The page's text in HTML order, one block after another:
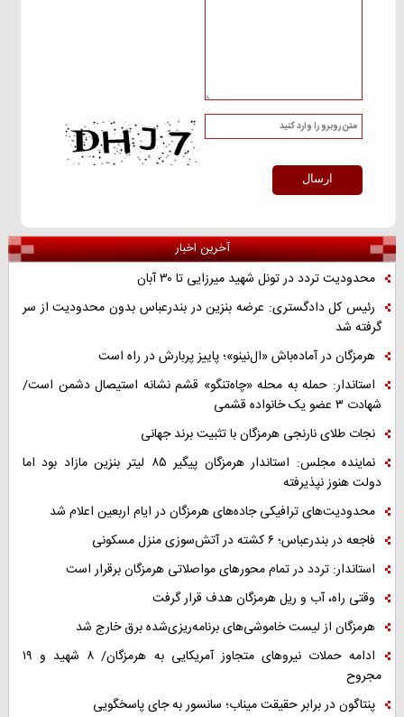
آخرین اخبار
محدودیت تردد در تونل شهید میرزایی تا ۳۰ آبان
رئیس کل دادگستری: عرضه بنزین در بندرعباس بدون محدودیت از سر
گرفته شد
هرمزگان در آماده‌باش «ال‌نینو»؛ پاییز پربارش در راه است
استاندار: حمله به محله «چاه‌تنگو» قشم نشانه استیصال دشمن است/
شهادت ۳ عضو یک خانواده قشمی
نجات طلای نارنجی هرمزگان با تثبیت برند جهانی
نماینده مجلس: استاندار هرمزگان پیگیر ۸۵ لیتر بنزین مازاد بود اما
دولت هنوز نپذیرفته
محدودیت‌های ترافیکی جاده‌های هرمزگان در ایام اربعین اعلام شد
فاجعه در بندرعباس؛ ۶ کشته در آتش‌سوزی منزل مسکونی
استاندار: تردد در تمام محورهای مواصلاتی هرمزگان برقرار است
وقتی راه، آب و ریل هرمزگان هدف قرار گرفت
هرمزگان از لیست خاموشی‌های برنامه‌ریزی‌شده برق خارج شد
ادامه حملات نیروهای متجاوز آمریکایی به هرمزگان/ ۸ شهید و ۱۹
مجروح
پنتاگون در برابر حقیقت میناب؛ سانسور به جای پاسخگویی